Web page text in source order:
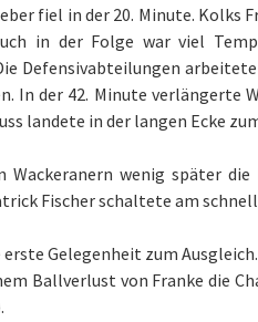
fiel in der 20. Minute.
in der Folge war viel
Defensivabteilungen
In der 42. Minute verlängerte
landete in der langen Ecke
wenig später die
Fischer schaltete am
Gelegenheit zum
Ballverlust von Franke die